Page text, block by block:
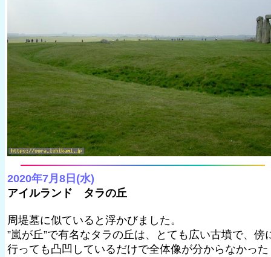
2020年7月8日(水)
アイルランド タラの丘
周堤墓に似ていると浮かびました。
”嵐が丘”で有名なタラの丘は、とても広い古墳で、傍
行っても凸凹しているだけで全体像が分からなかった